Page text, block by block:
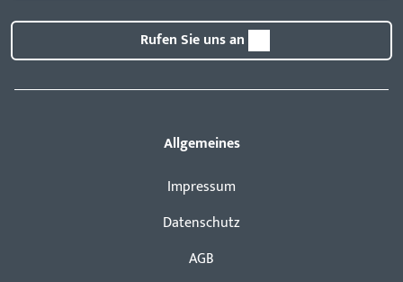
Rufen Sie uns an
Allgemeines
Impressum
Datenschutz
AGB